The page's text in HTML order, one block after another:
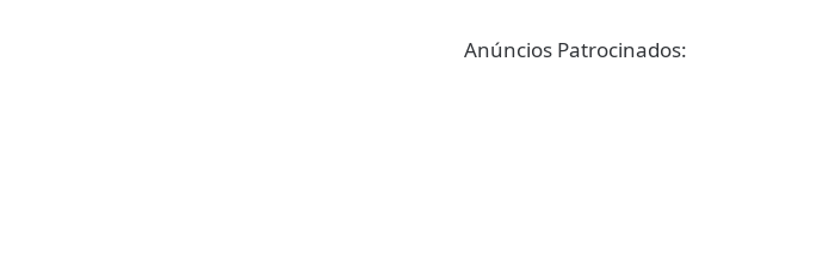
Anúncios Patrocinados: